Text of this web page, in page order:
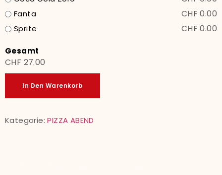
Fanta CHF 0.00
Sprite CHF 0.00
Gesamt
CHF 27.00
In Den Warenkorb
Kategorie:PIZZA ABEND